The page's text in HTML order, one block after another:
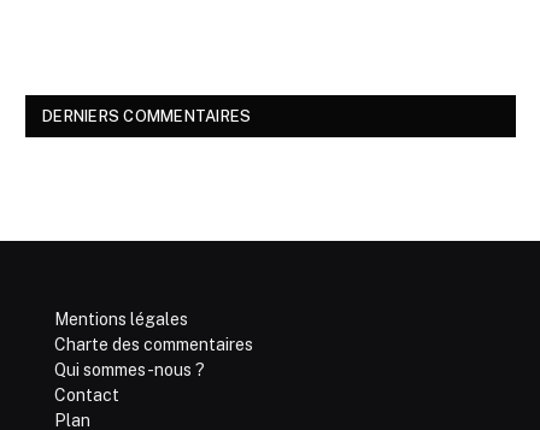
DERNIERS COMMENTAIRES
Mentions légales
Charte des commentaires
Qui sommes-nous ?
Contact
Plan